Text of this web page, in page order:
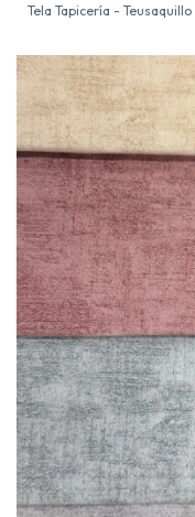
Tela Tapicería - Teusaquillo